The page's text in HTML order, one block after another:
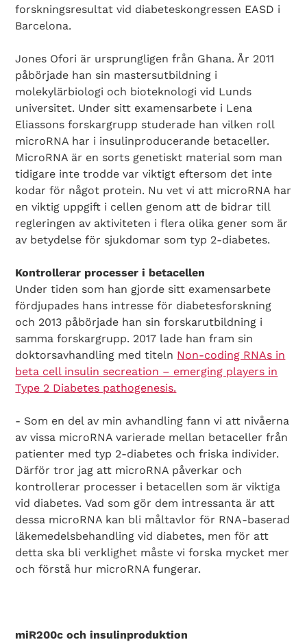
forskningsresultat vid diabeteskongressen EASD i
Barcelona.
Jones Ofori är ursprungligen från Ghana. År 2011
påbörjade han sin mastersutbildning i
molekylärbiologi och bioteknologi vid Lunds
universitet. Under sitt examensarbete i Lena
Eliassons forskargrupp studerade han vilken roll
microRNA har i insulinproducerande betaceller.
MicroRNA är en sorts genetiskt material som man
tidigare inte trodde var viktigt eftersom det inte
kodar för något protein. Nu vet vi att microRNA har
en viktig uppgift i cellen genom att de bidrar till
regleringen av aktiviteten i flera olika gener som är
av betydelse för sjukdomar som typ 2-diabetes.
Kontrollerar processer i betacellen
Under tiden som han gjorde sitt examensarbete
fördjupades hans intresse för diabetesforskning
och 2013 påbörjade han sin forskarutbildning i
samma forskargrupp. 2017 lade han fram sin
doktorsavhandling med titeln Non-coding RNAs in
beta cell insulin secreation – emerging players in
Type 2 Diabetes pathogenesis.
- Som en del av min avhandling fann vi att nivåerna
av vissa microRNA varierade mellan betaceller från
patienter med typ 2-diabetes och friska individer.
Därför tror jag att microRNA påverkar och
kontrollerar processer i betacellen som är viktiga
vid diabetes. Vad som gör dem intressanta är att
dessa microRNA kan bli måltavlor för RNA-baserad
läkemedelsbehandling vid diabetes, men för att
detta ska bli verklighet måste vi forska mycket mer
och förstå hur microRNA fungerar.
miR200c och insulinproduktion